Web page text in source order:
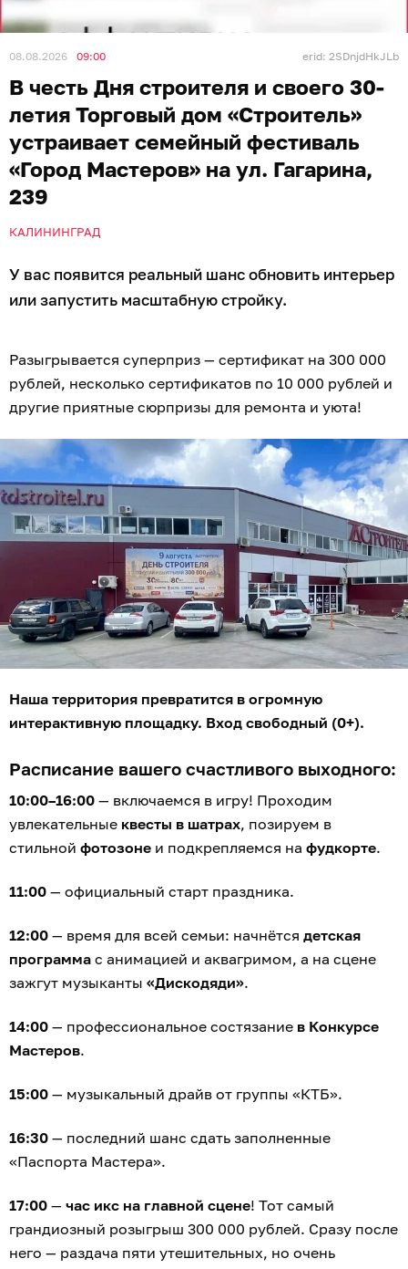
08.08.2026 09:00 erid: 2SDnjdHkJLb
В честь Дня строителя и своего 30-
летия Торговый дом «Строитель»
устраивает семейный фестиваль
«Город Мастеров» на ул. Гагарина,
239
КАЛИНИНГРАД
У вас появится реальный шанс обновить интерьер
или запустить масштабную стройку.
Разыгрывается суперприз — сертификат на 300 000
рублей, несколько сертификатов по 10 000 рублей и
другие приятные сюрпризы для ремонта и уюта!
Наша территория превратится в огромную
интерактивную площадку. Вход свободный (0+).
Расписание вашего счастливого выходного:
10:00–16:00 — включаемся в игру! Проходим
увлекательные квесты в шатрах, позируем в
стильной фотозоне и подкрепляемся на фудкорте.
11:00 — официальный старт праздника.
12:00 — время для всей семьи: начнётся детская
программа с анимацией и аквагримом, а на сцене
зажгут музыканты «Дискодяди».
14:00 — профессиональное состязание в Конкурсе
Мастеров.
15:00 — музыкальный драйв от группы «КТБ».
16:30 — последний шанс сдать заполненные
«Паспорта Мастера».
17:00 — час икс на главной сцене! Тот самый
грандиозный розыгрыш 300 000 рублей. Сразу после
него — раздача пяти утешительных, но очень